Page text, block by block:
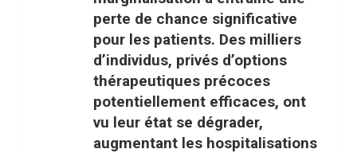
perte de chance significative
pour les patients. Des milliers
d’individus, privés d’options
thérapeutiques précoces
potentiellement efficaces, ont
vu leur état se dégrader,
augmentant les hospitalisations